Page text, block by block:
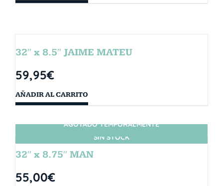
32″ x 8.5″ JAIME MATEU
59,95€
AÑADIR AL CARRITO
SIN STOCK
AGOTADO TEMPORALMENTE
32″ x 8.75″ MAN
55,00€